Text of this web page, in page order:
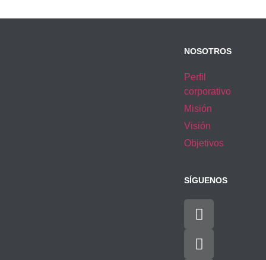
NOSOTROS
Perfil
corporativo
Misión
Visión
Objetivos
SÍGUENOS